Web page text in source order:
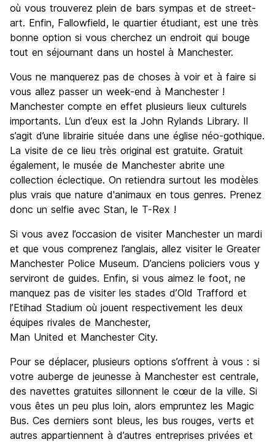
où vous trouverez plein de bars sympas et de street-
art. Enfin, Fallowfield, le quartier étudiant, est une très
bonne option si vous cherchez un endroit qui bouge
tout en séjournant dans un hostel à Manchester.
Vous ne manquerez pas de choses à voir et à faire si
vous allez passer un week-end à Manchester !
Manchester compte en effet plusieurs lieux culturels
importants. L’un d’eux est la John Rylands Library. Il
s’agit d’une librairie située dans une église néo-gothique.
La visite de ce lieu très original est gratuite. Gratuit
également, le musée de Manchester abrite une
collection éclectique. On retiendra surtout les modèles
plus vrais que nature d'animaux en tous genres. Prenez
donc un selfie avec Stan, le T-Rex !
Si vous avez l’occasion de visiter Manchester un mardi
et que vous comprenez l’anglais, allez visiter le Greater
Manchester Police Museum. D’anciens policiers vous y
serviront de guides. Enfin, si vous aimez le foot, ne
manquez pas de visiter les stades d’Old Trafford et
l’Etihad Stadium où jouent respectivement les deux
équipes rivales de Manchester,
Man United et Manchester City.
Pour se déplacer, plusieurs options s’offrent à vous : si
votre auberge de jeunesse à Manchester est centrale,
des navettes gratuites sillonnent le cœur de la ville. Si
vous êtes un peu plus loin, alors empruntez les Magic
Bus. Ces derniers sont bleus, les bus rouges, verts et
autres appartiennent à d’autres entreprises privées et